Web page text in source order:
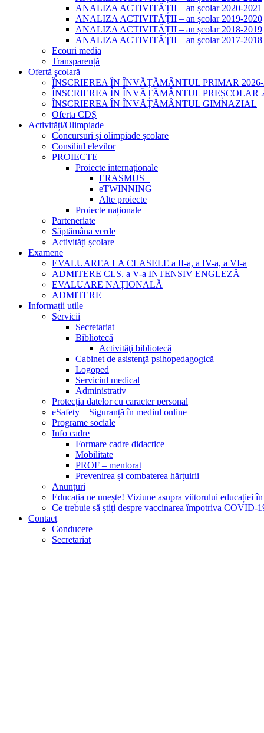
ANALIZA ACTIVITĂȚII – an școlar 2020-2021
ANALIZA ACTIVITĂȚII – an școlar 2019-2020
ANALIZA ACTIVITĂȚII – an școlar 2018-2019
ANALIZA ACTIVITĂŢII – an şcolar 2017-2018
Ecouri media
Transparență
Ofertă şcolară
ÎNSCRIEREA ÎN ÎNVĂȚĂMÂNTUL PRIMAR 2026-
ÎNSCRIEREA ÎN ÎNVĂȚĂMÂNTUL PREȘCOLAR
ÎNSCRIEREA ÎN ÎNVĂȚĂMÂNTUL GIMNAZIAL
Oferta CDȘ
Activități/Olimpiade
Concursuri și olimpiade școlare
Consiliul elevilor
PROIECTE
Proiecte internaționale
ERASMUS+
eTWINNING
Alte proiecte
Proiecte naționale
Parteneriate
Săptămâna verde
Activități școlare
Examene
EVALUAREA LA CLASELE a II-a, a IV-a, a VI-a
ADMITERE CLS. a V-a INTENSIV ENGLEZĂ
EVALUARE NAȚIONALĂ
ADMITERE
Informații utile
Servicii
Secretariat
Bibliotecă
Activităţi bibliotecă
Cabinet de asistenţă psihopedagogică
Logoped
Serviciul medical
Administrativ
Protecția datelor cu caracter personal
eSafety – Siguranță în mediul online
Programe sociale
Info cadre
Formare cadre didactice
Mobilitate
PROF – mentorat
Prevenirea și combaterea hărțuirii
Anunțuri
Educația ne unește! Viziune asupra viitorului educației
Ce trebuie să știți despre vaccinarea împotriva COVID-
Contact
Conducere
Secretariat